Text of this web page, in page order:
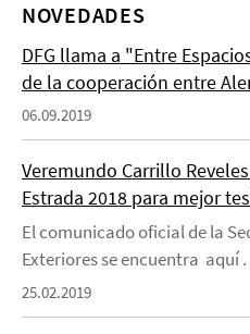
NOVEDADES
DFG llama a "Entre
de la cooperación entre
06.09.2019
Veremundo Carrillo
Estrada 2018 para mejor
El comunicado oficial de la
Exteriores se encuentra aquí .
25.02.2019